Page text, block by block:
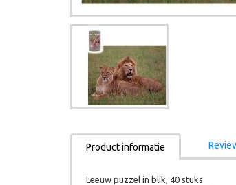
Product informatie
Leeuw puzzel in blik, 40 stuks